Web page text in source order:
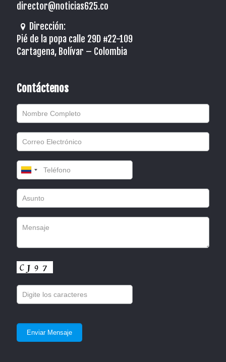
director@noticias625.co
Dirección:
Pié de la popa calle 29D #22-109
Cartagena, Bolívar – Colombia
Contáctenos